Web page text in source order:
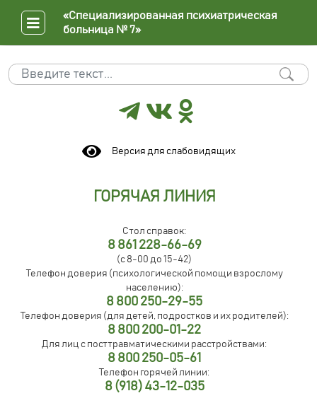
Поиск
Версия для слабовидящих
ГОРЯЧАЯ ЛИНИЯ
Стол справок:
8 861 228-66-69
(с 8-00 до 15-42)
Телефон доверия (психологической помощи взрослому
населению):
8 800 250-29-55
Телефон доверия (для детей, подростков и их родителей):
8 800 200-01-22
Для лиц с посттравматическими расстройствами:
8 800 250-05-61
Телефон горячей линии:
8 (918) 43-12-035
«Специализированная психиатрическая
больница № 7»